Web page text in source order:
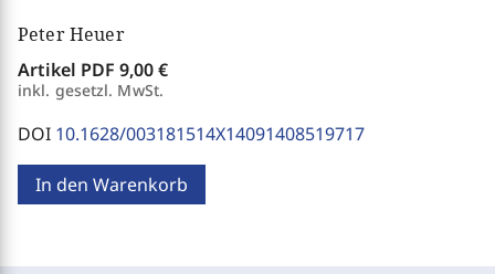
Peter Heuer
Artikel PDF 9,00 €
inkl. gesetzl. MwSt.
DOI 10.1628/003181514X14091408519717
In den Warenkorb